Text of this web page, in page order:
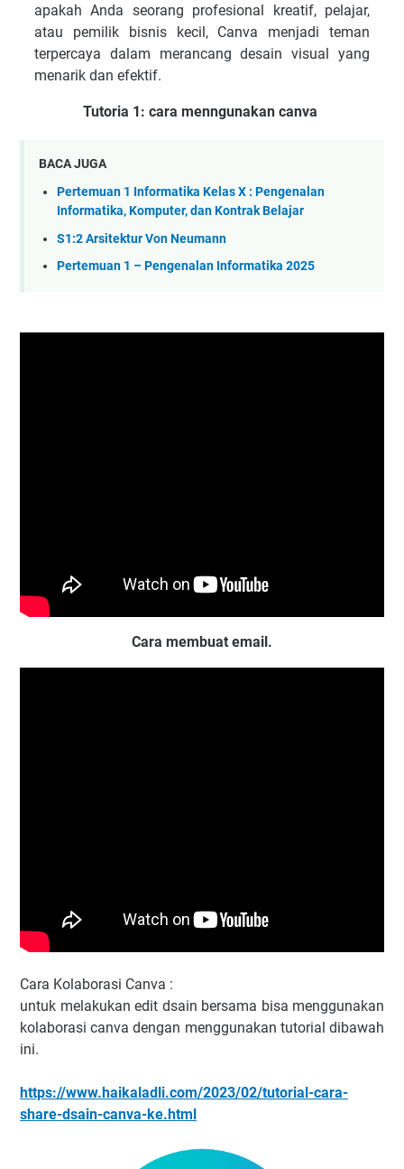
apakah Anda seorang profesional kreatif, pelajar,
atau pemilik bisnis kecil, Canva menjadi teman
terpercaya dalam merancang desain visual yang
menarik dan efektif.
Tutoria 1: cara menngunakan canva
BACA JUGA
Pertemuan 1 Informatika Kelas X : Pengenalan
Informatika, Komputer, dan Kontrak Belajar
S1:2 Arsitektur Von Neumann
Pertemuan 1 – Pengenalan Informatika 2025
Cara membuat email.
Cara Kolaborasi Canva :
untuk melakukan edit dsain bersama bisa menggunakan
kolaborasi canva dengan menggunakan tutorial dibawah
ini.
https://www.haikaladli.com/2023/02/tutorial-cara-
share-dsain-canva-ke.html